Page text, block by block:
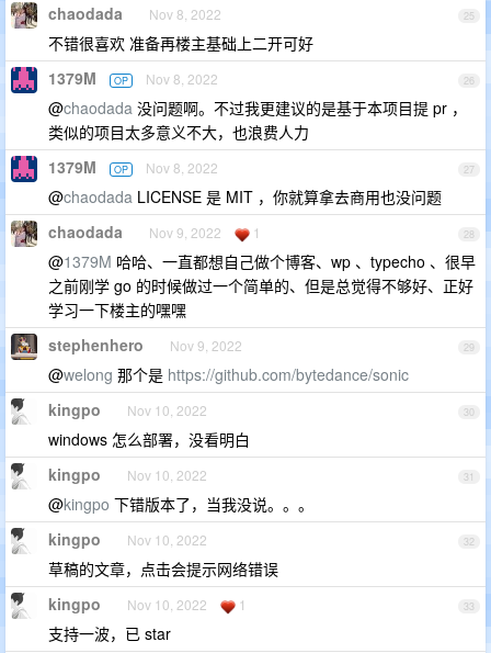
25
chaodada Nov 8, 2022
不错很喜欢 准备再楼主基础上二开可好
26
1379M OP Nov 8, 2022
@chaodada 没问题啊。不过我更建议的是基于本项目提 pr ，
类似的项目太多意义不大，也浪费人力
27
1379M OP Nov 8, 2022
@chaodada LICENSE 是 MIT ，你就算拿去商用也没问题
28
chaodada Nov 9, 2022 1
@1379M 哈哈、一直都想自己做个博客、wp 、typecho 、很早
之前刚学 go 的时候做过一个简单的、但是总觉得不够好、正好
学习一下楼主的嘿嘿
29
stephenhero Nov 9, 2022
@welong 那个是 https://github.com/bytedance/sonic
30
kingpo Nov 10, 2022
windows 怎么部署，没看明白
31
kingpo Nov 10, 2022
@kingpo 下错版本了，当我没说。。。
32
kingpo Nov 10, 2022
草稿的文章，点击会提示网络错误
33
kingpo Nov 10, 2022 1
支持一波，已 star